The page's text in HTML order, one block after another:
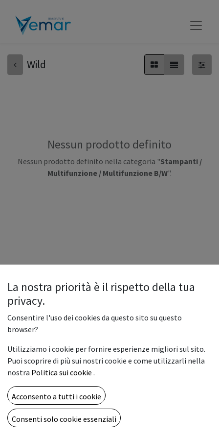
Wild
Nessun prodotto definito
Nessun prodotto definito nella categoria "Stampanti /
Multifunzione / Multifunzione B/W".
Copyright © Vemar sas
La nostra priorità è il rispetto della tua
privacy.
Consentire l'uso dei cookies da questo sito su questo
browser?
Utilizziamo i cookie per fornire esperienze migliori sul sito.
Puoi scoprire di più sui nostri cookie e come utilizzarli nella
nostra Politica sui cookie .
Acconsento a tutti i cookie
Consenti solo cookie essenziali